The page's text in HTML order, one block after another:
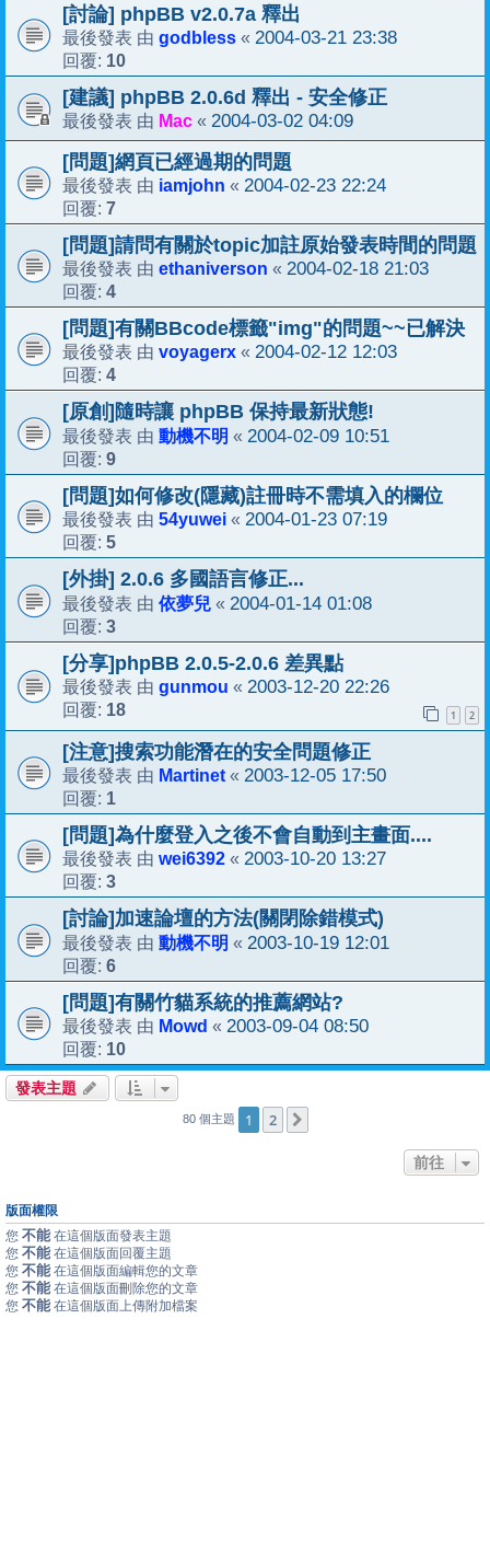
[討論] phpBB v2.0.7a 釋出
最後發表 由 godbless « 2004-03-21 23:38
回覆: 10
[建議] phpBB 2.0.6d 釋出 - 安全修正
最後發表 由 Mac « 2004-03-02 04:09
[問題]網頁已經過期的問題
最後發表 由 iamjohn « 2004-02-23 22:24
回覆: 7
[問題]請問有關於topic加註原始發表時間的問題
最後發表 由 ethaniverson « 2004-02-18 21:03
回覆: 4
[問題]有關BBcode標籤"img"的問題~~已解決
最後發表 由 voyagerx « 2004-02-12 12:03
回覆: 4
[原創]隨時讓 phpBB 保持最新狀態!
最後發表 由 動機不明 « 2004-02-09 10:51
回覆: 9
[問題]如何修改(隱藏)註冊時不需填入的欄位
最後發表 由 54yuwei « 2004-01-23 07:19
回覆: 5
[外掛] 2.0.6 多國語言修正...
最後發表 由 依夢兒 « 2004-01-14 01:08
回覆: 3
[分享]phpBB 2.0.5-2.0.6 差異點
最後發表 由 gunmou « 2003-12-20 22:26
回覆: 18 1 2
[注意]搜索功能潛在的安全問題修正
最後發表 由 Martinet « 2003-12-05 17:50
回覆: 1
[問題]為什麼登入之後不會自動到主畫面....
最後發表 由 wei6392 « 2003-10-20 13:27
回覆: 3
[討論]加速論壇的方法(關閉除錯模式)
最後發表 由 動機不明 « 2003-10-19 12:01
回覆: 6
[問題]有關竹貓系統的推薦網站?
最後發表 由 Mowd « 2003-09-04 08:50
回覆: 10
發表主題
80 個主題 1 2
前往
版面權限
您 不能 在這個版面發表主題
您 不能 在這個版面回覆主題
您 不能 在這個版面編輯您的文章
您 不能 在這個版面刪除您的文章
您 不能 在這個版面上傳附加檔案